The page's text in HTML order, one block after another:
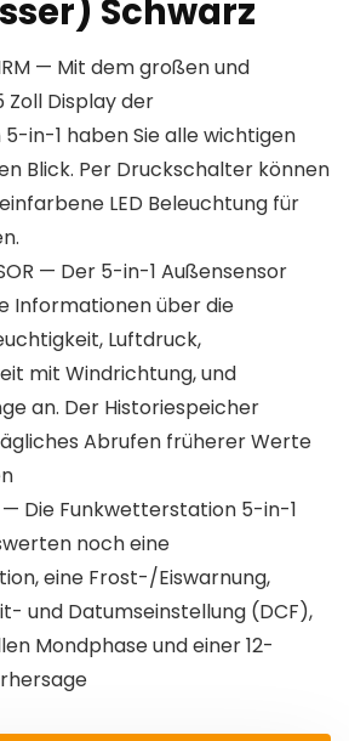
Schwarz
— Mit dem großen und
Display der
in-1 haben Sie alle wichtigen
Blick. Per Druckschalter können
LED Beleuchtung für
— Der 5-in-1 Außensensor
Informationen über die
Luftdruck,
mit Windrichtung, und
an. Der Historiespeicher
Abrufen früherer Werte
— Die Funkwetterstation 5-in-1
noch eine
eine Frost-/Eiswarnung,
und Datumseinstellung (DCF),
Mondphase und einer 12-